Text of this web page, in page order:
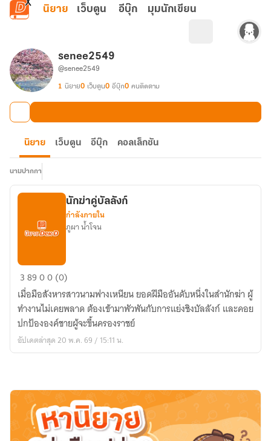
ข้ามไปยังเนื้อหาหลัก
นิยาย เว็บตูน อีบุ๊ก มุมนักเขียน
senee2549
@senee2549
1 นิยาย0 เว็บตูน0 อีบุ๊ก0 คนติดตาม
นิยาย เว็บตูน อีบุ๊ก คอลเล็กชัน
นามปากกา
นัก
ฆ่า
คู่
บัลลังก์
นักฆ่าคู่บัลลังก์
กำลังภายใน
ภูผา น้ำโจน
38900 (0)
เมื่อมือสังหารสาวนามฟางเหนียน ยอดฝีมืออันดับหนึ่งในสำนักฆ่า ผู้
ทำงานไม่เคยพลาด ต้องเข้ามาพัวพันกับการแย่งชิงบัลลังก์ และคอย
ปกป้ององค์ชายผู้จะขึ้นครองราชย์
อัปเดตล่าสุด 20 พ.ค. 69 / 15:11 น.